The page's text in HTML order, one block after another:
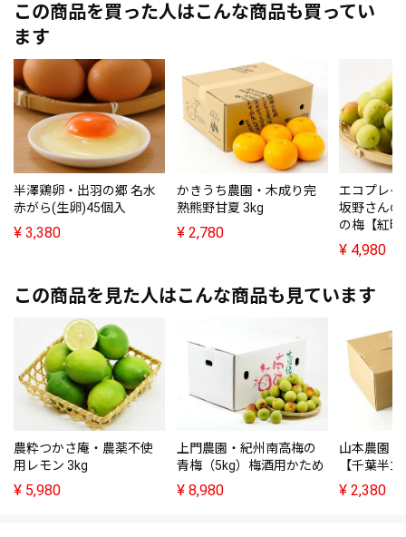
この商品を買った人はこんな商品も買ってい
ます
半澤鶏卵・出羽の郷 名水
赤がら(生卵)45個入
¥ 3,380
かきうち農園・木成り完
熟熊野甘夏 3kg
¥ 2,780
エコプレ
坂野さんの
の梅【紅映
¥ 4,980
この商品を見た人はこんな商品も見ています
農粋つかさ庵・農薬不使
用レモン 3kg
¥ 5,980
上門農園・紀州南高梅の
青梅（5kg）梅酒用かため
¥ 8,980
山本農園
【千葉半
¥ 2,380